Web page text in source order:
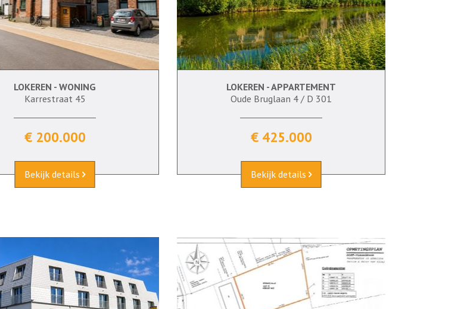
92 m² 2
LOKEREN - WONING
Karrestraat 45
€ 200.000
Bekijk details
142 m² 3 Ja
LOKEREN - APPARTEMENT
Oude Bruglaan 4 / D 301
€ 425.000
Bekijk details